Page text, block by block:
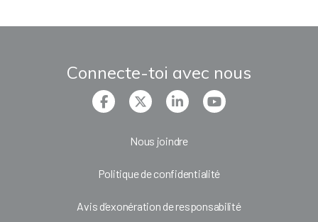
Connecte-toi avec nous
Nous joindre
Politique de confidentialité
Avis d’exonération de responsabilité